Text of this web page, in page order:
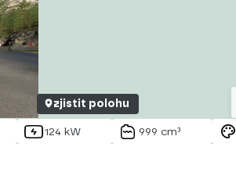
zjistit polohu
124 kW 999 cm³